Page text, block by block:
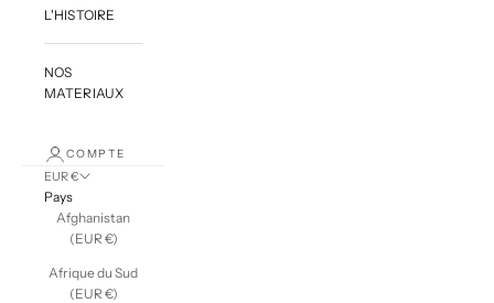
L'HISTOIRE
NOS
MATERIAUX
COMPTE
EUR €
Pays
Afghanistan
(EUR €)
Afrique du Sud
(EUR €)